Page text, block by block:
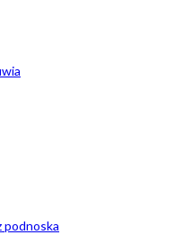
podnoska